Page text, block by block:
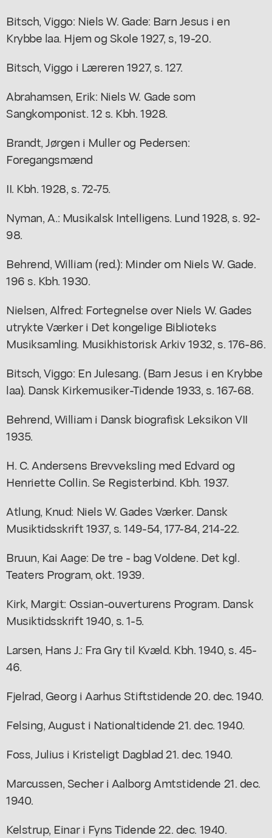
Bitsch, Viggo: Niels W. Gade: Barn Jesus i en
Krybbe laa. Hjem og Skole 1927, s, 19-20.
Bitsch, Viggo i Læreren 1927, s. 127.
Abrahamsen, Erik: Niels W. Gade som
Sangkomponist. 12 s. Kbh. 1928.
Brandt, Jørgen i Muller og Pedersen:
Foregangsmænd
II. Kbh. 1928, s. 72-75.
Nyman, A.: Musikalsk Intelligens. Lund 1928, s. 92-
98.
Behrend, William (red.): Minder om Niels W. Gade.
196 s. Kbh. 1930.
Nielsen, Alfred: Fortegnelse over Niels W. Gades
utrykte Værker i Det kongelige Biblioteks
Musiksamling. Musikhistorisk Arkiv 1932, s. 176-86.
Bitsch, Viggo: En Julesang. (Barn Jesus i en Krybbe
laa). Dansk Kirkemusiker-Tidende 1933, s. 167-68.
Behrend, William i Dansk biografisk Leksikon VII
1935.
H. C. Andersens Brevveksling med Edvard og
Henriette Collin. Se Registerbind. Kbh. 1937.
Atlung, Knud: Niels W. Gades Værker. Dansk
Musiktidsskrift 1937, s. 149-54, 177-84, 214-22.
Bruun, Kai Aage: De tre - bag Voldene. Det kgl.
Teaters Program, okt. 1939.
Kirk, Margit: Ossian-ouverturens Program. Dansk
Musiktidsskrift 1940, s. 1-5.
Larsen, Hans J.: Fra Gry til Kvæld. Kbh. 1940, s. 45-
46.
Fjelrad, Georg i Aarhus Stiftstidende 20. dec. 1940.
Felsing, August i Nationaltidende 21. dec. 1940.
Foss, Julius i Kristeligt Dagblad 21. dec. 1940.
Marcussen, Secher i Aalborg Amtstidende 21. dec.
1940.
Kelstrup, Einar i Fyns Tidende 22. dec. 1940.